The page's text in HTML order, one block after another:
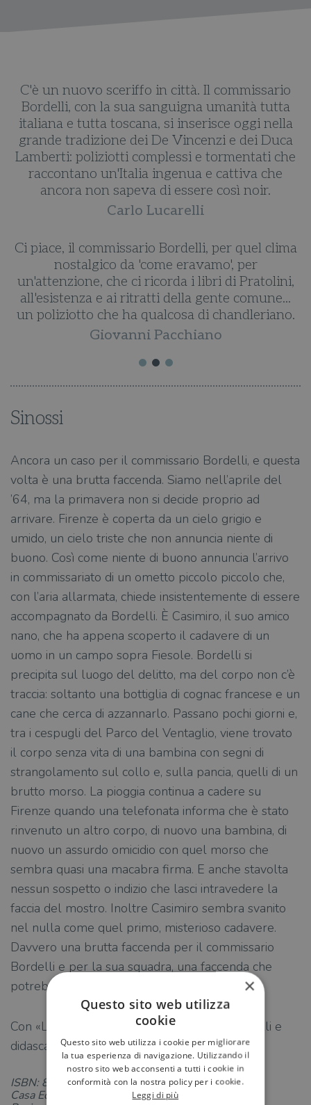
C'è un nuovo sceriffo in città. Il commissario
Bordelli, con la sua sanguigna umanità tutta
italiana e tutta toscana, si inserisce oggi nella
grande tradizione dei De Vincenzi e dei Duca
Lamberti: poliziotti complessi e tormentati che
raccontano un'Italia ingenua e cattiva che
ancora non sapeva di essere così noir.
Carlo Lucarelli
Ci piace, il commissario Bordelli, per quel clima
nostalgico da 'come eravamo', per
un'attenzione, che ci ricorda i libri di Pratolini,
all'esistenza e ai ritratti della gente comune...
un poliziotto che ha qualcosa di chandleriano.
Giovanni Pacchiano
Sinossi
Ancora un caso per il commissario Bordelli, e questa
volta è una brutta faccenda. Siamo nell’aprile del
’64, ma la primavera non si decide proprio ad
arrivare. Firenze è coperta da un cielo grigio e
umido, un cielo triste che non annuncia niente di
buono. Così come niente di buono annuncia l’arrivo
in commissariato di un ometto piccolo piccolo che,
con l’aria allarmata, chiede insistentemente di essere
accompagnato da Bordelli. È Casimiro, il suo amico
nano, che ha appena scoperto il cadavere di un
uomo in un campo sopra Fiesole. Bordelli si
precipita sul luogo del delitto, ma del corpo non c’è
traccia: soltanto una bottiglia di cognac francese e un
cane che cerca di azzannarlo. Passano pochi giorni e,
tra i cespugli del Parco del Ventaglio, viene trovato
il corpo senza vita di una bambina con segni di
strangolamento sul collo e, sulla pancia, quelli di un
brutto morso. La pioggia continua a cadere su
Firenze quando una telefonata informa che è stato
rinvenuto un altro corpo, di nuovo una bambina, di
nuovo un assurdo omicidio con quel morso che
sembra quasi una macabra firma. E anche stavolta
nessun sospetto o indizio che lasci intravedere la
faccia del mostro. Inoltre Casimiro sembra svanito
nel nulla come quel primo, misterioso cadavere.
Davvero una brutta faccenda per il commissario
Bordelli e per la sua squadra, una faccenda che
potrebbe diventare un incubo senza fine…
Con «Le strade di Bordelli»: foto di Yari Marcelli e
didascalie dell'autore
ISBN: 8850267177
Casa Editrice: TEA
×
Questo sito web utilizza
cookie
Questo sito web utilizza i cookie per migliorare
la tua esperienza di navigazione. Utilizzando il
nostro sito web acconsenti a tutti i cookie in
conformità con la nostra policy per i cookie.
Leggi di più